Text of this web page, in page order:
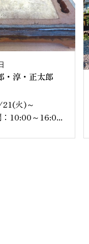
淳・正太郎
火)～
10:00～16:0...